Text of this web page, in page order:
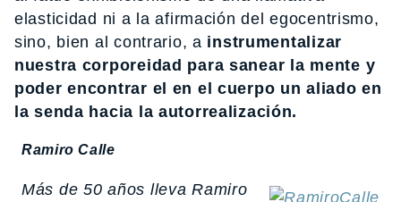
elasticidad ni a la afirmación del egocentrismo,
sino, bien al contrario, a instrumentalizar
nuestra corporeidad para sanear la mente y
poder encontrar el en el cuerpo un aliado en
la senda hacia la autorrealización.
Ramiro Calle
Más de 50 años lleva Ramiro